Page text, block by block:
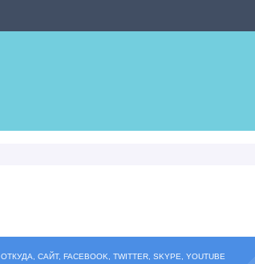
ОТКУДА, САЙТ, FACEBOOK, TWITTER, SKYPE, YOUTUBE